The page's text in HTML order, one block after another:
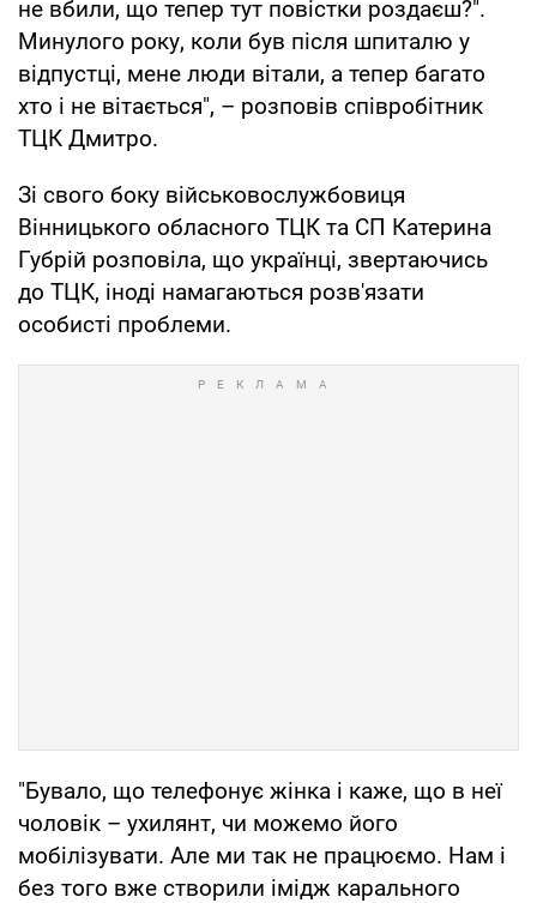
не вбили, що тепер тут повістки роздаєш?".
Минулого року, коли був після шпиталю у
відпустці, мене люди вітали, а тепер багато
хто і не вітається", – розповів співробітник
ТЦК Дмитро.
Зі свого боку військовослужбовиця
Вінницького обласного ТЦК та СП Катерина
Губрій розповіла, що українці, звертаючись
до ТЦК, іноді намагаються розв'язати
особисті проблеми.
"Бувало, що телефонує жінка і каже, що в неї
чоловік – ухилянт, чи можемо його
мобілізувати. Але ми так не працюємо. Нам і
без того вже створили імідж карального